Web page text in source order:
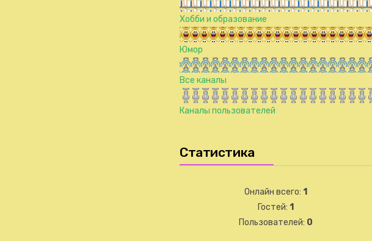
Хобби и образование
Юмор
Все каналы
Каналы пользователей
Статистика
Онлайн всего: 1
Гостей: 1
Пользователей: 0